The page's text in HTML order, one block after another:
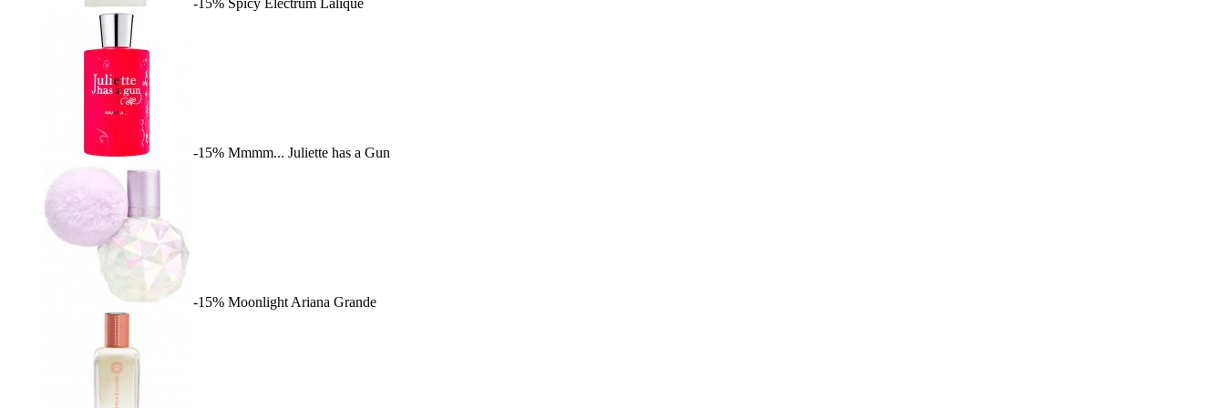
-15% Spicy Electrum Lalique
-15% Mmmm... Juliette has a Gun
-15% Moonlight Ariana Grande